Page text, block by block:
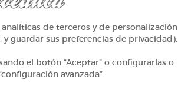
1º Primaria (6-7 años)
Geometría y fotografía
de terceros y de personalización
guardar sus preferencias de privacidad).
el botón “Aceptar” o configurarlas o
avanzada”.